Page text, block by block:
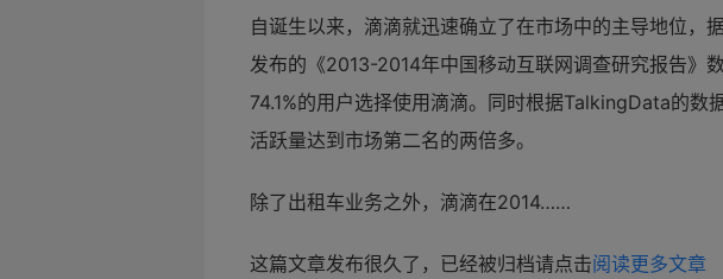
自诞生以来，滴滴就迅速确立了在市场中的主导地位，
发布的《2013-2014年中国移动互联网调查研究报告》
74.1%的用户选择使用滴滴。同时根据TalkingData的数
活跃量达到市场第二名的两倍多。
除了出租车业务之外，滴滴在2014……
这篇文章发布很久了，已经被归档请点击阅读更多文章